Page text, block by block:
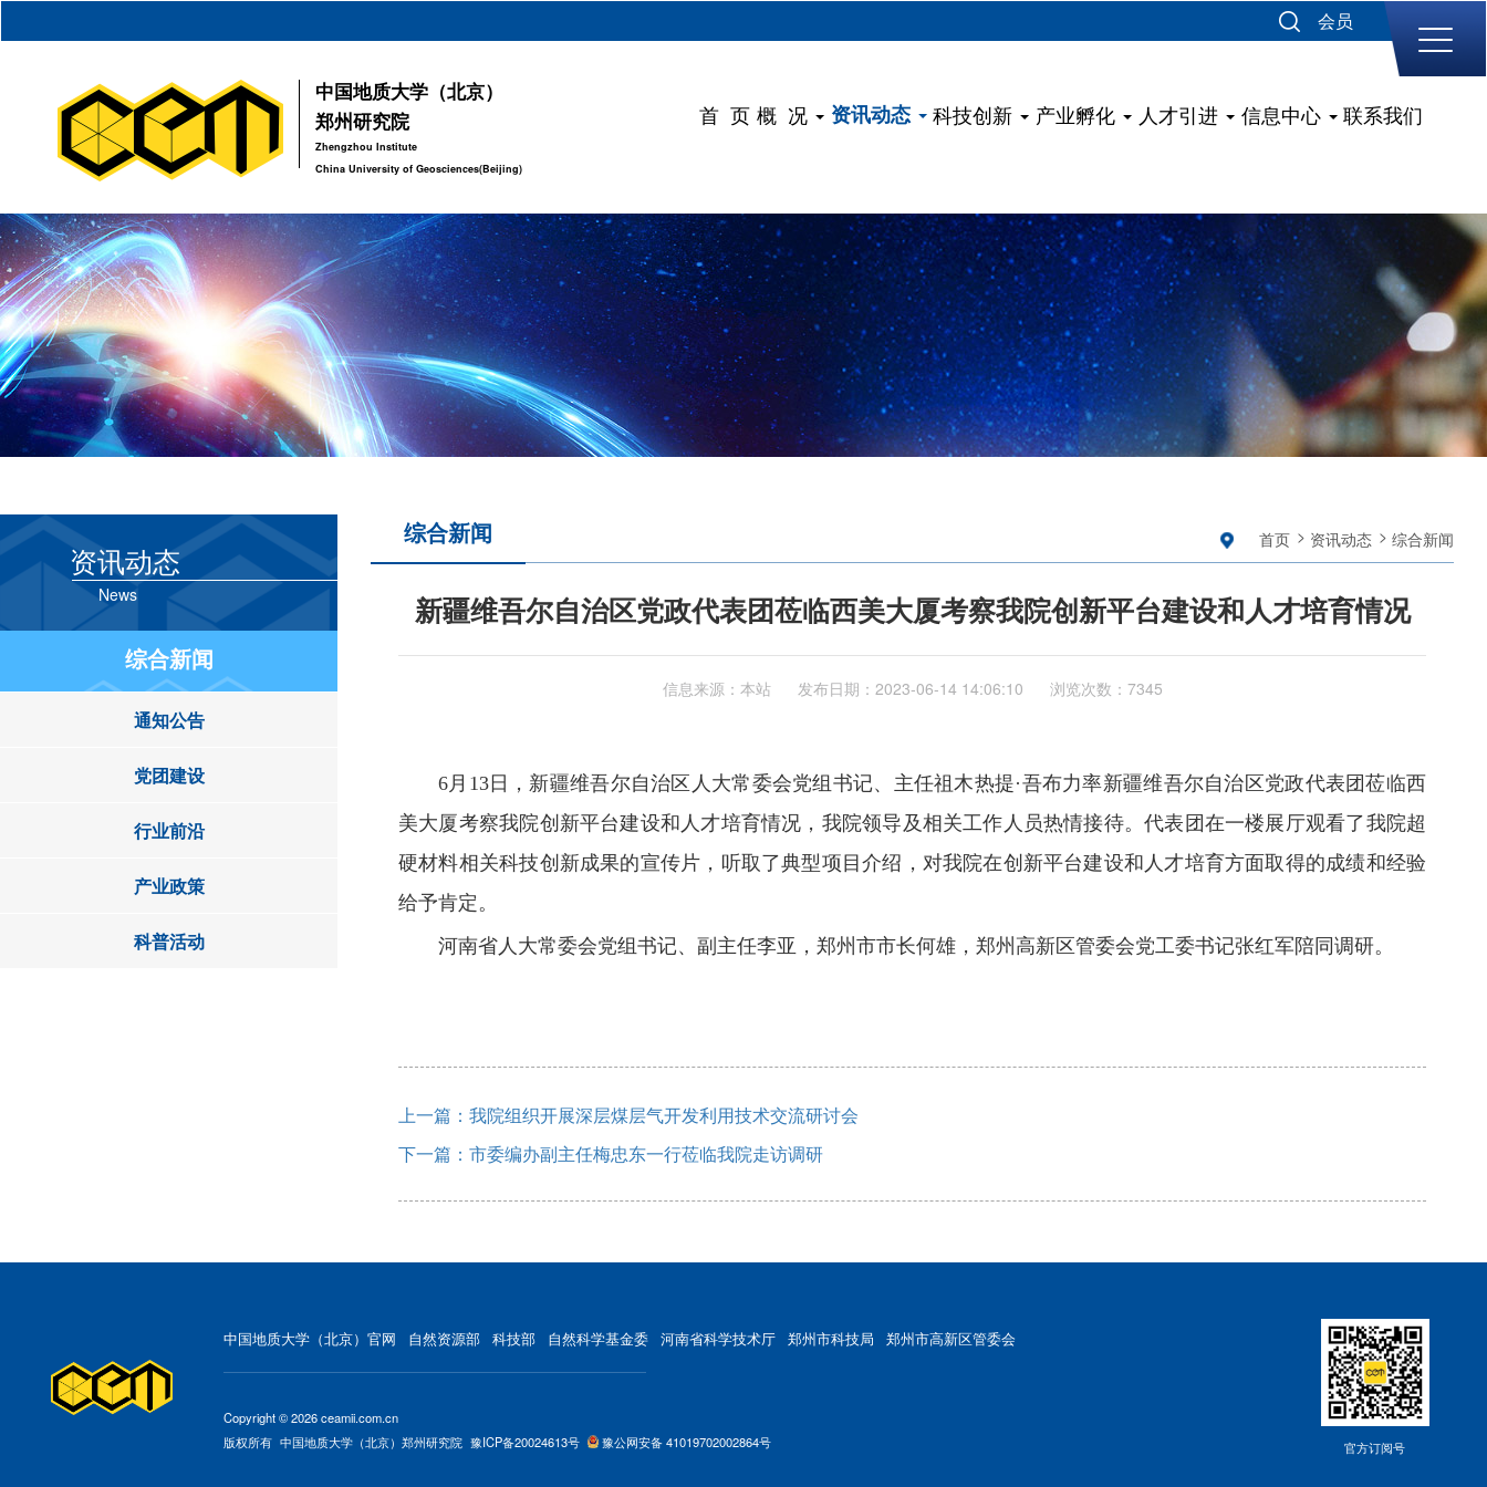
会员
中国地质大学（北京）
郑州研究院
Zhengzhou Institute
China University of Geosciences(Beijing)
首 页 概 况 资讯动态 科技创新 产业孵化 人才引进 信息中心 联系我们
资讯动态
News
综合新闻
通知公告
党团建设
行业前沿
产业政策
科普活动
综合新闻 首页 资讯动态 综合新闻
新疆维吾尔自治区党政代表团莅临西美大厦考察我院创新平台建设和人才培育情况
信息来源：本站 发布日期： 2023-06-14 14:06:10 浏览次数：7345
6月 13日 ， 新疆维吾尔自治区人大常委会党组书记、主任祖木热提·吾布力率新疆维吾尔自治区党政代表团莅临西
美大厦考察我院创新平台建设和人才培育情况，我院领导及相关工作人员热情接待。代表团在一楼展厅观看了我院超
硬材料相关科技创新成果的宣传片，听取了典型项目介绍，对我院在创新平台建设和人才培育方面取得的成绩和经验
给予肯定。
河南省人大常委会党组书记、副主任李亚，郑州市市长何雄， 郑州高新区管委会党工委书记张红军陪同调研。
上一篇：我院组织开展深层煤层气开发利用技术交流研讨会
下一篇：市委编办副主任梅忠东一行莅临我院走访调研
中国地质大学（北京）官网 自然资源部 科技部 自然科学基金委 河南省科学技术厅 郑州市科技局 郑州市高新区管委会
Copyright © 2026 ceamii.com.cn
版权所有 中国地质大学（北京）郑州研究院 豫ICP备20024613号 豫公网安备 41019702002864号 官方订阅号